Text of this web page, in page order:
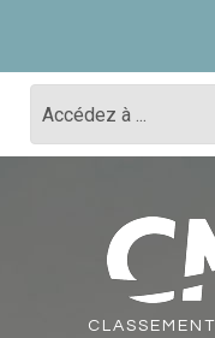
CLASSEMENT